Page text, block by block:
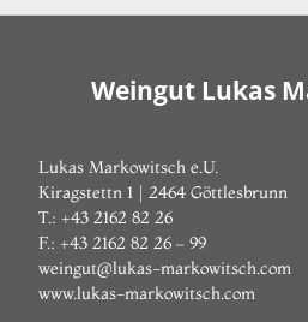
Weingut Lukas
Lukas Markowitsch e.U.
Kiragstettn 1 | 2464 Göttlesbrunn
T.: +43 2162 82 26
F.: +43 2162 82 26 – 99
weingut@lukas-markowitsch.com
www.lukas-markowitsch.com